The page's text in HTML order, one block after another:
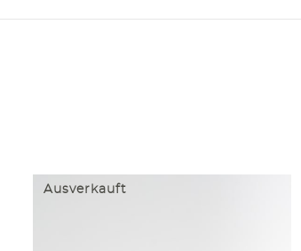
Ausverkauft